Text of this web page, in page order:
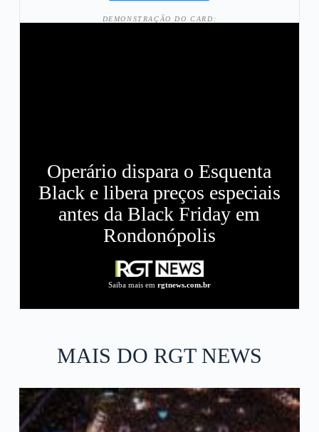
DEMONSTRAÇÃO DO CARD:
Operário dispara o Esquenta
Black e libera preços especiais
antes da Black Friday em
Rondonópolis
Saiba mais em rgtnews.com.br
MAIS DO RGT NEWS